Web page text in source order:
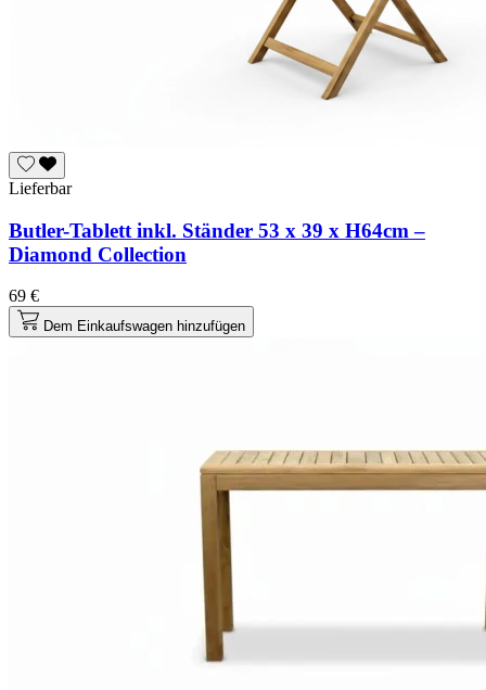
Lieferbar
Butler-Tablett inkl. Ständer 53 x 39 x H64cm –
Diamond Collection
69 €
Dem Einkaufswagen hinzufügen